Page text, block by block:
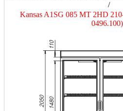
/
Kansas A1SG 085 MT 2HD